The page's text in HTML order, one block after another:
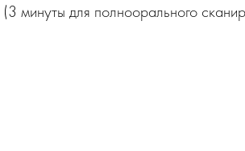
минуты для полноорального